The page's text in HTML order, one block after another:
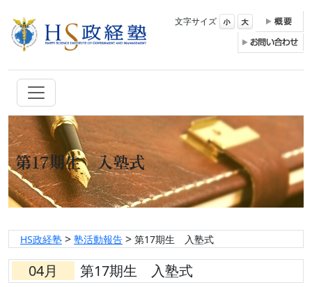
文字サイズ
第17期生 入塾式
HS政経塾 > 塾活動報告 > 第17期生 入塾式
04月 第17期生 入塾式